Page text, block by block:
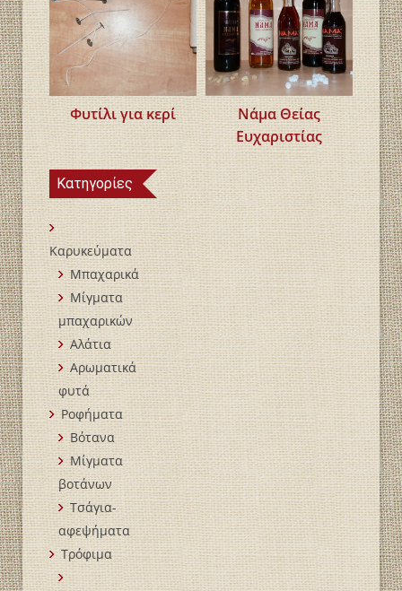
Φυτίλι για κερί
Νάμα Θείας
Ευχαριστίας
Κατηγορίες
Καρυκεύματα
Μπαχαρικά
Mίγματα
μπαχαρικών
Αλάτια
Αρωματικά
φυτά
Ροφήματα
Βότανα
Μίγματα
βοτάνων
Τσάγια-
αφεψήματα
Τρόφιμα